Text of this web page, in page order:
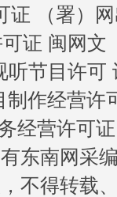
证 （署）
证 闽网文
听节目许可
制作经营许
经营许可
东南网采
不得转载